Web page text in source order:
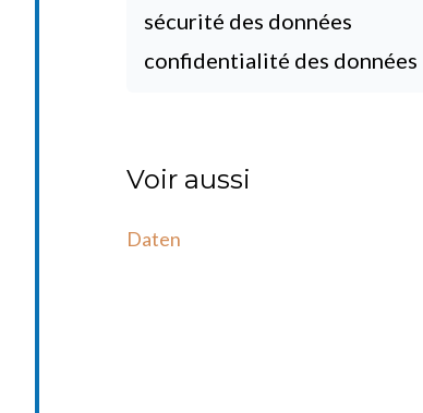
sécurité des données
confidentialité des données
Voir aussi
Daten